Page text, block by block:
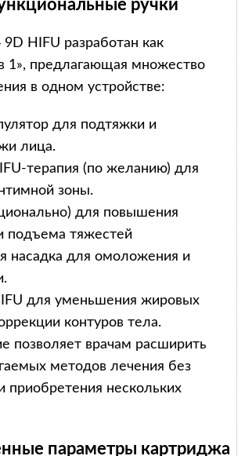
ручки
HIFU разработан как
1», предлагающая множество
в одном устройстве:
для подтяжки и
лица.
терапия (по желанию) для
зоны.
для повышения
подъема тяжестей
насадка для омоложения и
для уменьшения жировых
контуров тела.
позволяет врачам расширить
методов лечения без
приобретения нескольких
параметры картриджа